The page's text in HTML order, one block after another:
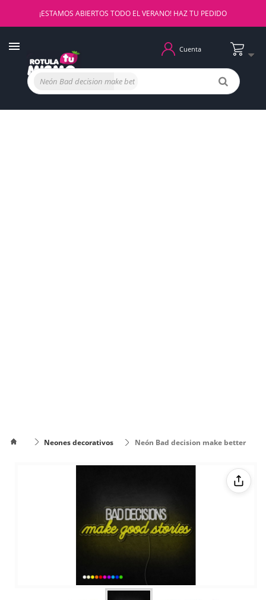
¡ESTAMOS ABIERTOS TODO EL VERANO! HAZ TU PEDIDO
Cuenta
Neones decorativos
Neón Bad decision make better